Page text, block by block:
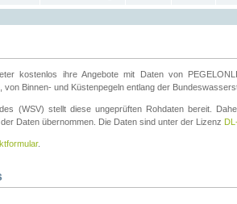
kostenlos ihre Angebote mit Daten von
Binnen- und Küstenpegeln entlang der
(WSV) stellt diese ungeprüften Rohdaten bereit.
Daten übernommen. Die Daten sind unter der Lizenz
.